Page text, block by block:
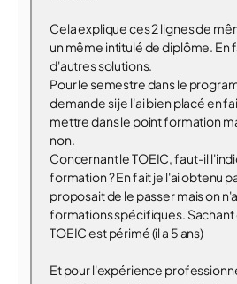
Cela explique ces 2 lignes de
un même intitulé de diplôme. En
d'autres solutions.
Pour le semestre dans le
demande si je l'ai bien placé en
mettre dans le point formation
non.
Concernant le TOEIC, faut-il
formation ? En fait je l'ai obtenu
proposait de le passer mais on
formations spécifiques. Sachant
TOEIC est périmé (il a 5 ans)
Et pour l'expérience